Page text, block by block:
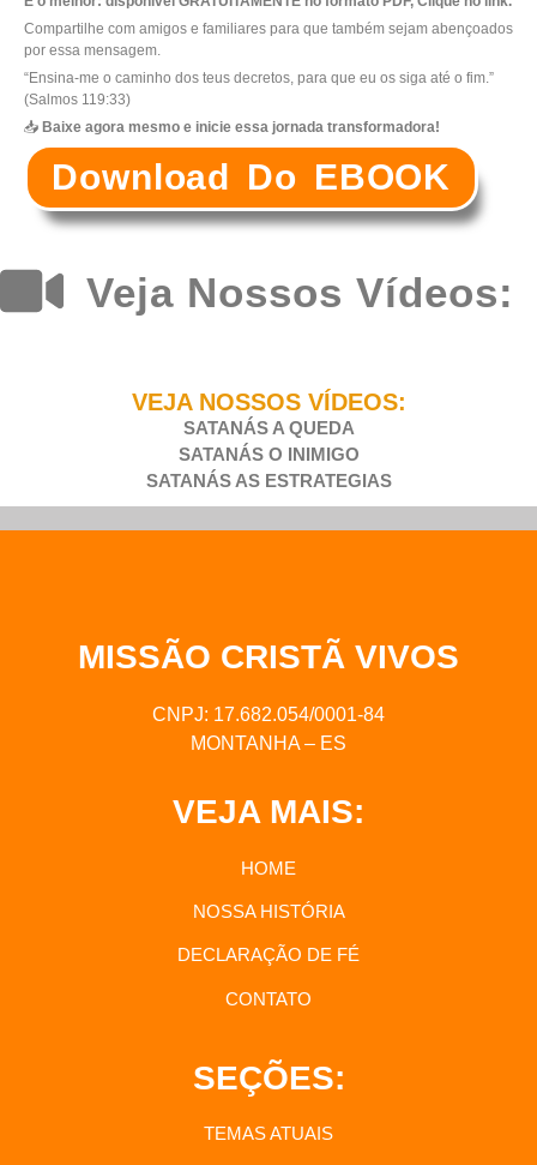
Compartilhe com amigos e familiares para que também sejam abençoados
por essa mensagem.
“Ensina-me o caminho dos teus decretos, para que eu os siga até o fim.”
(Salmos 119:33)
📥 Baixe agora mesmo e inicie essa jornada transformadora!
Download Do EBOOK
Veja Nossos Vídeos:
VEJA NOSSOS VÍDEOS:
SATANÁS A QUEDA
SATANÁS O INIMIGO
SATANÁS AS ESTRATEGIAS
MISSÃO CRISTÃ VIVOS
CNPJ: 17.682.054/0001-84
MONTANHA – ES
VEJA MAIS:
HOME
NOSSA HISTÓRIA
DECLARAÇÃO DE FÉ
CONTATO
SEÇÕES:
TEMAS ATUAIS